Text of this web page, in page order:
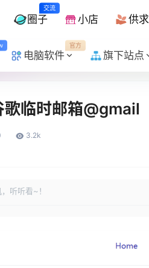
交流
圈子 小店 供求
官方
电脑软件 旗下站点
临时邮箱@gmail
3.2k
听听看~！